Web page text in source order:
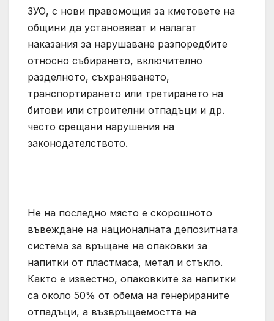
ЗУО, с нови правомощия за кметовете на
общини да установяват и налагат
наказания за нарушаване разпоредбите
относно събирането, включително
разделното, съхраняването,
транспортирането или третирането на
битови или строителни отпадъци и др.
често срещани нарушения на
законодателството.
Не на последно място е скорошното
въвеждане на националната депозитната
система за връщане на опаковки за
напитки от пластмаса, метал и стъкло.
Както е известно, опаковките за напитки
са около 50% от обема на генерираните
отпадъци, а възвръщаемостта на